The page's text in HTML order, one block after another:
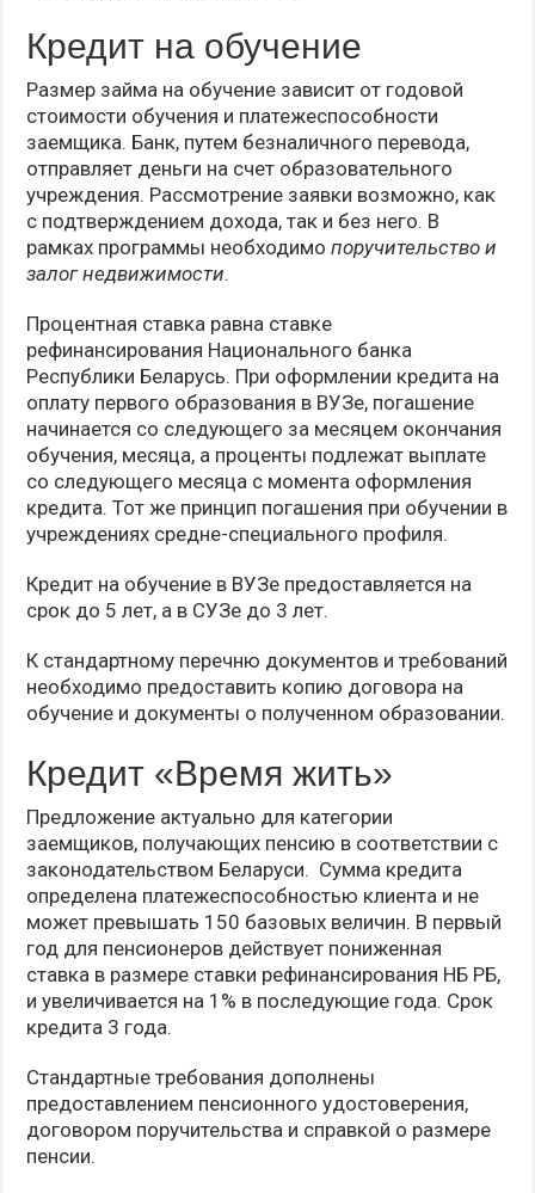
Кредит на обучение
Размер займа на обучение зависит от годовой
стоимости обучения и платежеспособности
заемщика. Банк, путем безналичного перевода,
отправляет деньги на счет образовательного
учреждения. Рассмотрение заявки возможно, как
с подтверждением дохода, так и без него. В
рамках программы необходимопоручительство и
залог недвижимости.
Процентная ставка равна ставке
рефинансирования Национального банка
Республики Беларусь. При оформлении кредита на
оплату первого образования в ВУЗе, погашение
начинается со следующего за месяцем окончания
обучения, месяца, а проценты подлежат выплате
со следующего месяца с момента оформления
кредита. Тот же принцип погашения при обучении в
учреждениях средне-специального профиля.
Кредит на обучение в ВУЗе предоставляется на
срок до 5 лет, а в СУЗе до 3 лет.
К стандартному перечню документов и требований
необходимо предоставить копию договора на
обучение и документы о полученном образовании.
Кредит «Время жить»
Предложение актуально для категории
заемщиков, получающих пенсию в соответствии с
законодательством Беларуси. Сумма кредита
определена платежеспособностью клиента и не
может превышать 150 базовых величин. В первый
год для пенсионеров действует пониженная
ставка в размере ставки рефинансирования НБ РБ,
и увеличивается на 1% в последующие года. Срок
кредита 3 года.
Стандартные требования дополнены
предоставлением пенсионного удостоверения,
договором поручительства и справкой о размере
пенсии.